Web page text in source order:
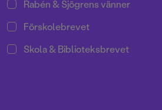
Rabén & Sjögrens vänner
Förskolebrevet
Skola & Biblioteksbrevet